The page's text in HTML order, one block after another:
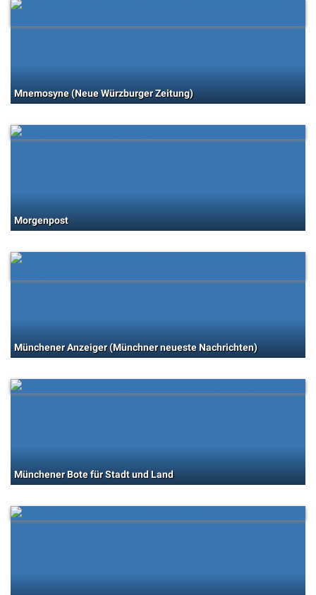
Mnemosyne (Neue Würzburger Zeitung)
Morgenpost
Münchener Anzeiger (Münchner neueste Nachrichten)
Münchener Bote für Stadt und Land